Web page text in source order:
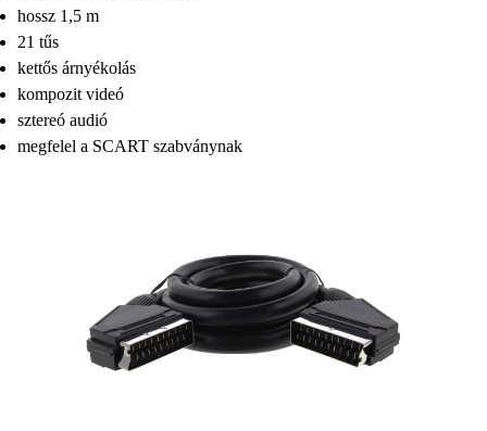
hossz 1,5 m
21 tűs
kettős árnyékolás
kompozit videó
sztereó audió
megfelel a SCART szabványnak